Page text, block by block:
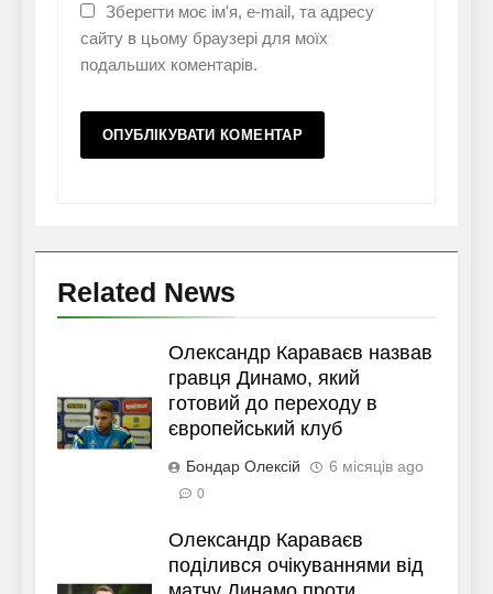
Зберегти моє ім'я, e-mail, та адресу
сайту в цьому браузері для моїх
подальших коментарів.
Related News
Олександр Караваєв назвав
гравця Динамо, який
готовий до переходу в
європейський клуб
Бондар Олексій 6 місяців ago
0
Олександр Караваєв
поділився очікуваннями від